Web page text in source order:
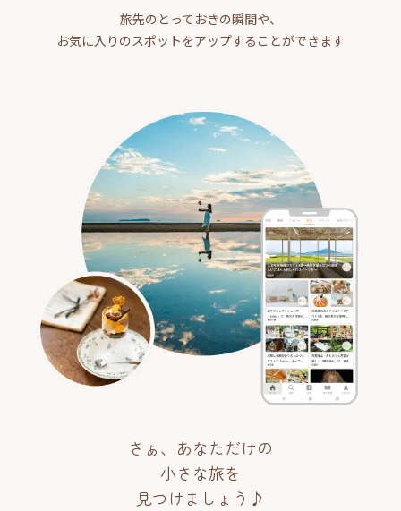
旅先のとっておきの瞬間や、
お気に入りのスポットをアップすることができます
さぁ、あなただけの
小さな旅を
見つけましょう♪